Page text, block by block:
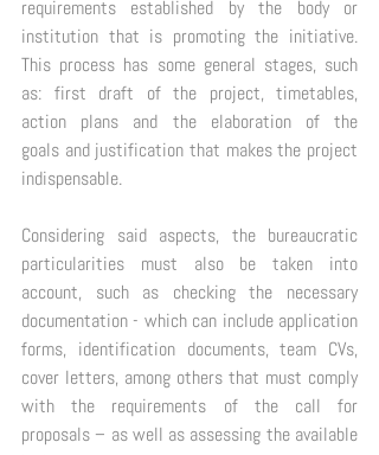
requirements established by the body or
institution that is promoting the initiative.
This process has some general stages, such
as: first draft of the project, timetables,
action plans and the elaboration of the
goals and justification that makes the project
indispensable.
Considering said aspects, the bureaucratic
particularities must also be taken into
account, such as checking the necessary
documentation - which can include application
forms, identification documents, team CVs,
cover letters, among others that must comply
with the requirements of the call for
proposals – as well as assessing the available